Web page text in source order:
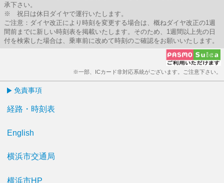
承下さい。
※ 祝日は休日ダイヤで運行いたします。
ご注意：ダイヤ改正により時刻を変更する場合は、概ねダイヤ改正の1週
間前までに新しい時刻表を掲載いたします。そのため、1週間以上先の日
付を検索した場合は、乗車前に改めて時刻のご確認をお願いいたします。
※一部、ICカード非対応系統がございます。ご注意下さい。
免責事項
経路・時刻表
English
横浜市交通局
横浜市HP